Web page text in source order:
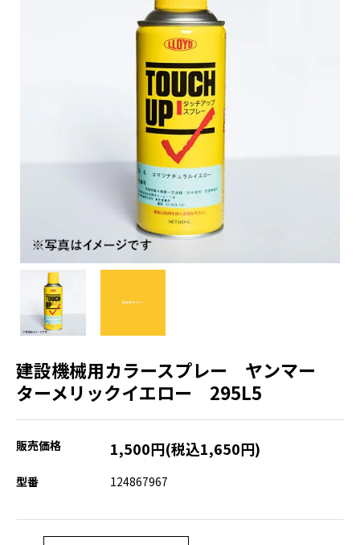
建設機械用カラースプレー ヤンマー
ターメリックイエロー 295L5
販売価格 1,500円(税込1,650円)
型番 124867967